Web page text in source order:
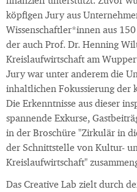
köpfigen Jury aus
Wissenschaftler*innen aus
der auch Prof. Dr. Henning
Kreislaufwirtschaft am
Jury war unter anderem die
inhaltlichen Fokussierung der
Die Erkenntnisse aus dieser
spannende Exkurse,
in der Broschüre "Zirkulär in
der Schnittstelle von Kultur-
Kreislaufwirtschaft"
Das Creative Lab zielt durch